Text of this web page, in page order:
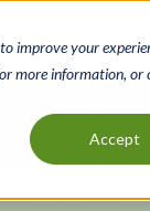
improve your
more information, or
Accept
Blog